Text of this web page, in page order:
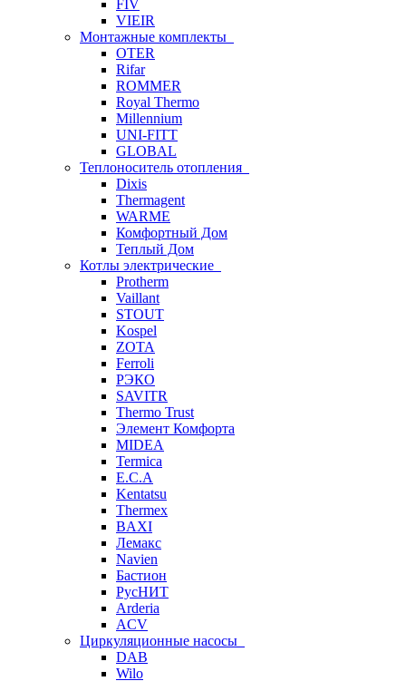
FIV
VIEIR
Монтажные комплекты
OTER
Rifar
ROMMER
Royal Thermo
Millennium
UNI-FITT
GLOBAL
Теплоноситель отопления
Dixis
Thermagent
WARME
Комфортный Дом
Теплый Дом
Котлы электрические
Protherm
Vaillant
STOUT
Kospel
ZOTA
Ferroli
РЭКО
SAVITR
Thermo Trust
Элемент Комфорта
MIDEA
Termica
E.C.A
Kentatsu
Thermex
BAXI
Лемакс
Navien
Бастион
РусНИТ
Arderia
ACV
Циркуляционные насосы
DAB
Wilo